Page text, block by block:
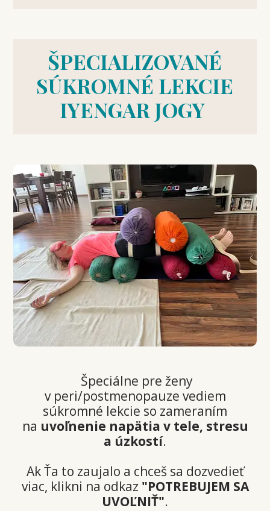
ŠPECIALIZOVANÉ
SÚKROMNÉ LEKCIE
IYENGAR JOGY
Špeciálne pre ženy
v peri/postmenopauze vediem
súkromné lekcie so zameraním
na uvoľnenie napätia v tele, stresu
a úzkostí.
Ak Ťa to zaujalo a chceš sa dozvedieť
viac, klikni na odkaz "POTREBUJEM SA
UVOĽNIŤ".